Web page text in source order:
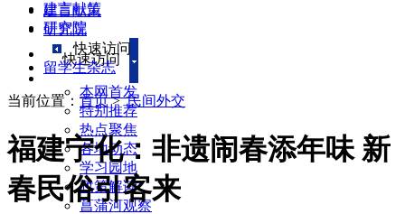
建言献策
研究院
快速访问
本网首发
特别推荐
热点聚焦
各地动态
学习园地
政策解读
菖蒲河观察
建言献策
研究院
快速访问
留学生杂志
当前位置： 首页>民间外交
福建宁化：非遗闹春添年味 新
春民俗引客来